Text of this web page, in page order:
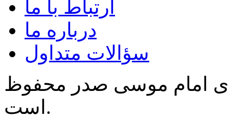
ارتباط با ما
درباره ما
سؤالات متداول
امام موسی صدر محفوظ
است.